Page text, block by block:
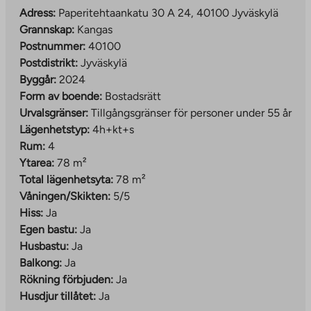
Bilparkering genomförs som en regional gemensam
parkeringsplats, som ansvarar för Jyväs-Parkki Oy.
Områdets samåkning och smidiga bussförbindelser gör
vardagen enklare för dem som saknar bil.
Rekreationsområden, lekplatser och avfallshantering
har också implementerats som centraliserade lösningar
för gemensam användning som betjänar hela området.
Läs mer om området:
www.jyvaskyla.fi/kangas
link
Exempel på områdets aktiviteter:
www.jyvaskyla.fi/harrastukset-ja-
hyvinvointi/piippuranan-klubi
Adress: Paperitehtaankatu 30 A 24, 40100 Jyväskylä
Grannskap: Kangas
Postnummer: 40100
Postdistrikt: Jyväskylä
Byggår: 2024
Form av boende: Bostadsrätt
Urvalsgränser: Tillgångsgränser för personer under 55 år
Lägenhetstyp: 4h+kt+s
Rum: 4
Ytarea: 78 m²
Total lägenhetsyta: 78 m²
Våningen/Skikten: 5/5
Hiss: Ja
Egen bastu: Ja
Husbastu: Ja
Balkong: Ja
Rökning förbjuden: Ja
Husdjur tillåtet: Ja